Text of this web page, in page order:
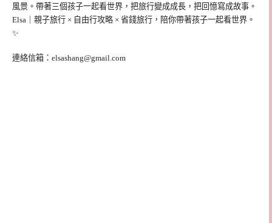
風景。帶著三個孩子一起看世界，把旅行變成成長，把回憶寫成故事。
Elsa｜親子旅行 × 自由行攻略 × 省錢旅行，陪你帶著孩子一起看世界。
✨
連絡信箱： elsashang@gmail.com